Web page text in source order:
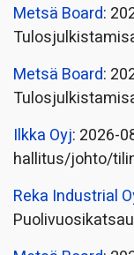
Metsä Board:
Metsä Board:
Ilkka Oyj: 2026-
hallitus/johto/
Reka Industrial